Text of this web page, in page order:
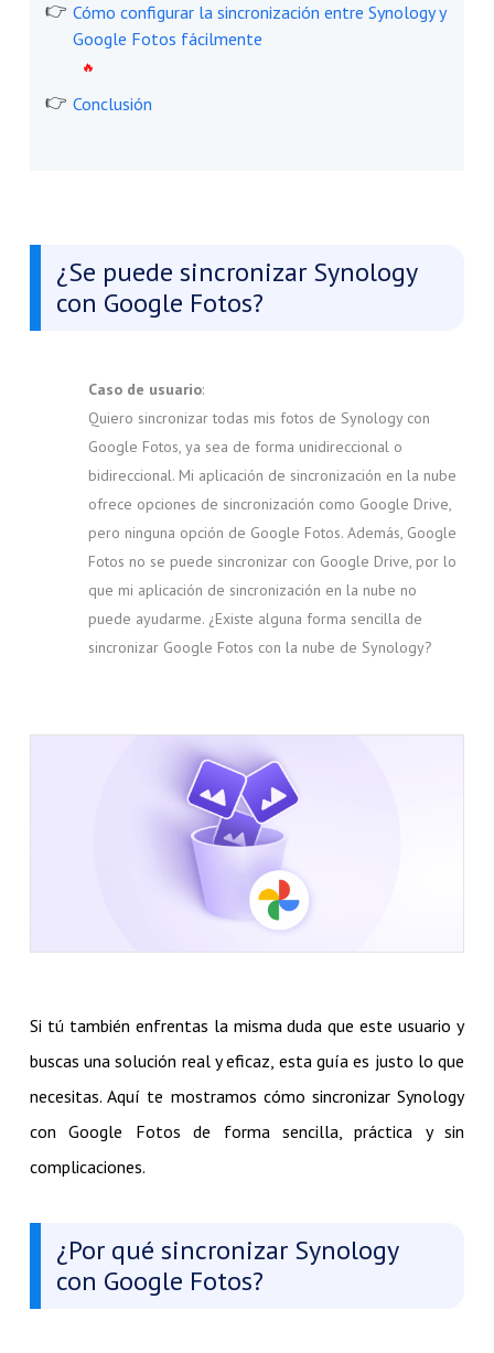
Cómo configurar la sincronización entre Synology y
Google Fotos fácilmente
Conclusión
¿Se puede sincronizar Synology
con Google Fotos?
Caso de usuario:
Quiero sincronizar todas mis fotos de Synology con
Google Fotos, ya sea de forma unidireccional o
bidireccional. Mi aplicación de sincronización en la nube
ofrece opciones de sincronización como Google Drive,
pero ninguna opción de Google Fotos. Además, Google
Fotos no se puede sincronizar con Google Drive, por lo
que mi aplicación de sincronización en la nube no
puede ayudarme. ¿Existe alguna forma sencilla de
sincronizar Google Fotos con la nube de Synology?
Si tú también enfrentas la misma duda que este usuario y
buscas una solución real y eficaz, esta guía es justo lo que
necesitas. Aquí te mostramos cómo sincronizar Synology
con Google Fotos de forma sencilla, práctica y sin
complicaciones.
¿Por qué sincronizar Synology
con Google Fotos?